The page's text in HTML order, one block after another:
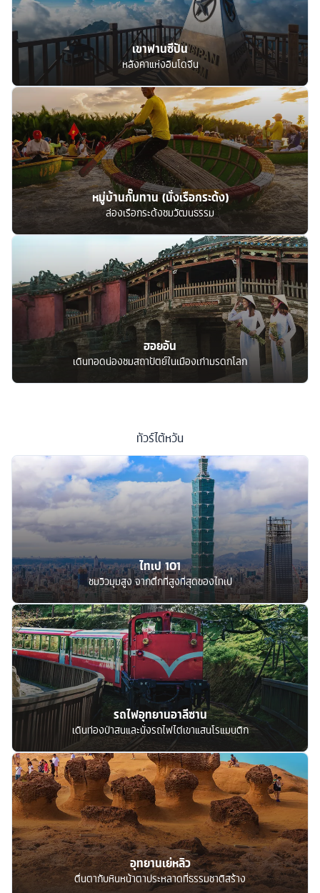
เขาฟานซีปัน
หลังคาแห่งอินโดจีน
หมู่บ้านกั๊มทาน (นั่งเรือกระด้ง)
ล่องเรือกระด้งชมวัฒนธรรม
ฮอยอัน
เดินทอดน่องชมสถาปัตย์ในเมืองเก่ามรดกโลก
ทัวร์ไต้หวัน
ไทเป 101
ชมวิวมุมสูง จากตึกที่สูงที่สุดของไทเป
รถไฟอุทยานอาลีซาน
เดินท่องป่าสนและนั่งรถไฟไต่เขาแสนโรแมนติก
อุทยานเย่หลิว
ตื่นตากับหินหน้าตาประหลาดที่ธรรมชาติสร้าง